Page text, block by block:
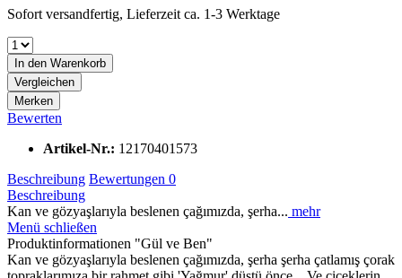
Sofort versandfertig, Lieferzeit ca. 1-3 Werktage
In den Warenkorb
Vergleichen
Merken
Bewerten
Artikel-Nr.: 12170401573
Beschreibung Bewertungen 0
Beschreibung
Kan ve gözyaşlarıyla beslenen çağımızda, şerha... mehr
Menü schließen
Produktinformationen "Gül ve Ben"
Kan ve gözyaşlarıyla beslenen çağımızda, şerha şerha çatlamış çorak